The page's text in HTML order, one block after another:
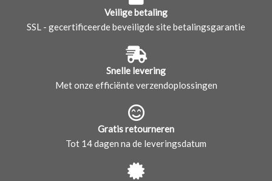
Veilige betaling
SSL - gecertificeerde beveiligde site betalingsgarantie
Snelle levering
Met onze efficiënte verzendoplossingen
Gratis retourneren
Tot 14 dagen na de leveringsdatum